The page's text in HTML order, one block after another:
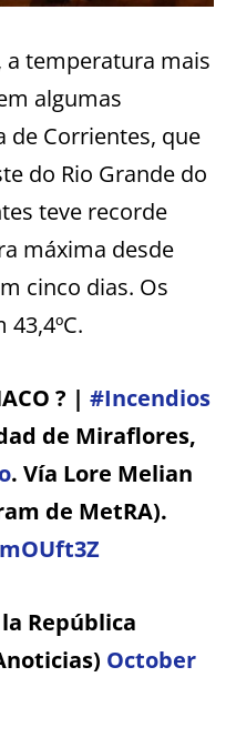
a temperatura mais
algumas
de Corrientes, que
do Rio Grande do
teve recorde
máxima desde
cinco dias. Os
? | #Incendios
de Miraflores,
. Vía Lore Melian
de MetRA).
República
October